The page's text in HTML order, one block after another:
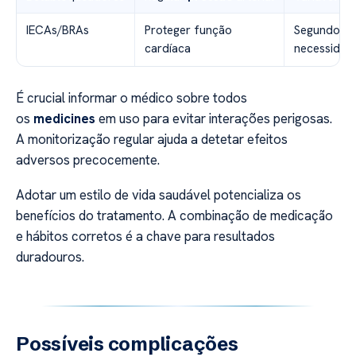
IECAs/BRAs
Proteger função
cardíaca
Segundo
É crucial informar o médico sobre todos
os medicines em uso para evitar interações perigosas.
A monitorização regular ajuda a detetar efeitos
adversos precocemente.
Adotar um estilo de vida saudável potencializa os
benefícios do tratamento. A combinação de medicação
e hábitos corretos é a chave para resultados
duradouros.
Possíveis complicações